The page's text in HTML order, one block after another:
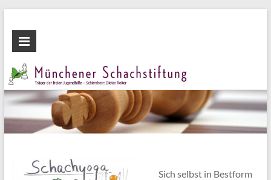
Inhalt
wechseln
Münchener
Schachstiftung
Fördern
durch
Sich selbst in Bestform